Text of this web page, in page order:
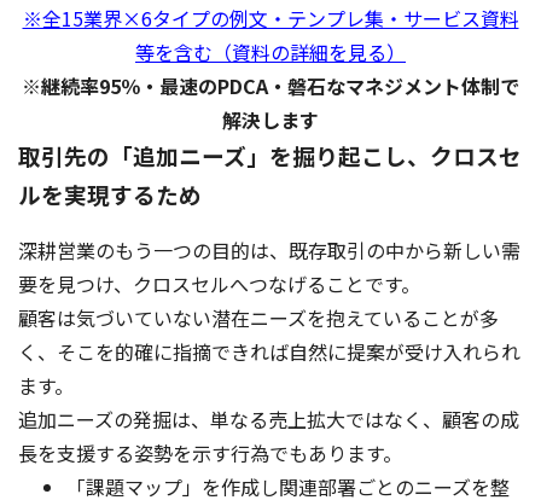
※全15業界×6タイプの例文・テンプレ集・サービス資料
等を含む（資料の詳細を見る）
※継続率95％・最速のPDCA・磐石なマネジメント体制で
解決します
取引先の「追加ニーズ」を掘り起こし、クロスセ
ルを実現するため
深耕営業のもう一つの目的は、既存取引の中から新しい需
要を見つけ、クロスセルへつなげることです。
顧客は気づいていない潜在ニーズを抱えていることが多
く、そこを的確に指摘できれば自然に提案が受け入れられ
ます。
追加ニーズの発掘は、単なる売上拡大ではなく、顧客の成
長を支援する姿勢を示す行為でもあります。
「課題マップ」を作成し関連部署ごとのニーズを整